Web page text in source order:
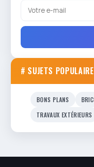
# SUJETS
BONS PLANS
TRAVAUX EXTÉRIEURS